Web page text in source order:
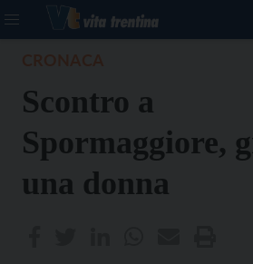
Scontro a
Spormaggiore,
una donna